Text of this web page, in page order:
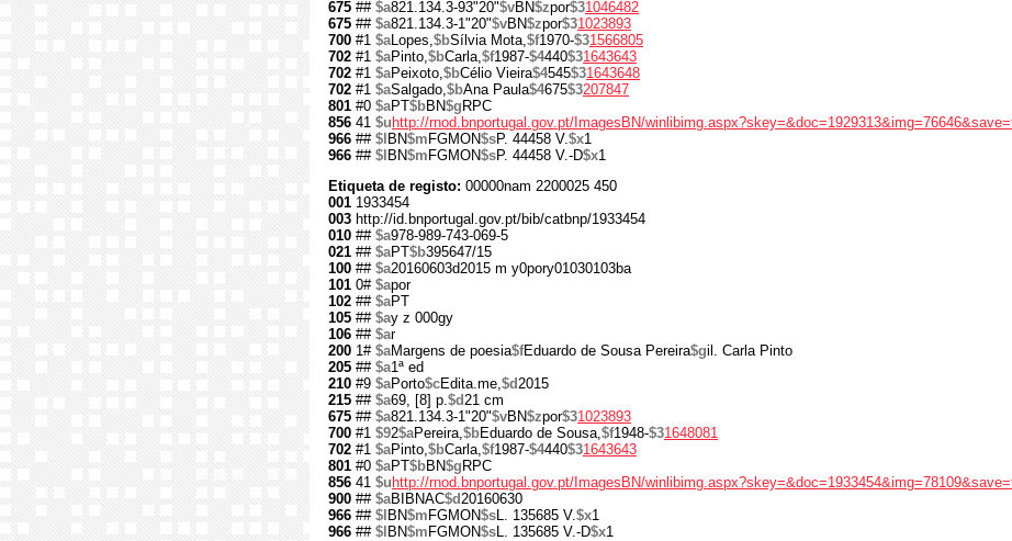
675 ## $a821.134.3-93"20"$vBN$zpor$31046482
675 ## $a821.134.3-1"20"$vBN$zpor$31023893
700 #1 $aLopes,$bSílvia Mota,$f1970-$31566805
702 #1 $aPinto,$bCarla,$f1987-$4440$31643643
702 #1 $aPeixoto,$bCélio Vieira$4545$31643648
702 #1 $aSalgado,$bAna Paula$4675$3207847
801 #0 $aPT$bBN$g RPC
856 41 $u http://rnod.bnportugal.gov.pt/ImagesBN/
966 ## $l BN$m FGMON$sP. 44458 V.$x1
966 ## $l BN$m FGMON$sP. 44458 V.-D$x1
Etiqueta de registo: 00000nam 2200025 450
001 1933454
003 http://id.bnportugal.gov.pt/bib/catbnp/1933454
010 ## $a978-989-743-069-5
021 ## $aPT$b395647/15
100 ## $a20160603d2015 m y0pory01030103ba
101 0# $apor
102 ## $aPT
105 ## $ay z 000gy
106 ## $ar
200 1# $aMargens de poesia$fEduardo de Sousa Pereira$gil. Carla Pinto
205 ## $a1ª ed
210 #9 $aPorto$cEdita.me,$d2015
215 ## $a69, [8] p.$d21 cm
675 ## $a821.134.3-1"20"$vBN$zpor$31023893
700 #1 $92$aPereira,$bEduardo de Sousa,$f1948-$31648081
702 #1 $aPinto,$bCarla,$f1987-$4440$31643643
801 #0 $aPT$bBN$g RPC
856 41 $u http://rnod.bnportugal.gov.pt/ImagesBN/
900 ## $aBIBNAC$d20160630
966 ## $l BN$m FGMON$sL. 135685 V.$x1
966 ## $l BN$m FGMON$sL. 135685 V.-D$x1